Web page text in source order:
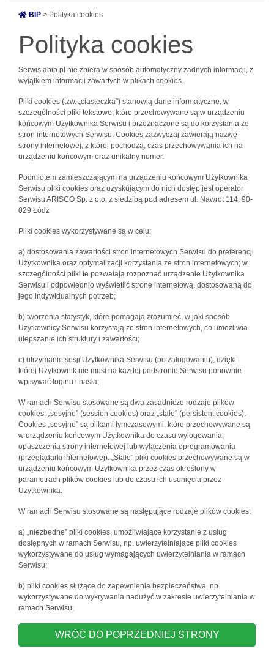
BIP > Polityka cookies
Polityka cookies
Serwis abip.pl nie zbiera w sposób automatyczny żadnych informacji, z
wyjątkiem informacji zawartych w plikach cookies.
Pliki cookies (tzw. „ciasteczka”) stanowią dane informatyczne, w
szczególności pliki tekstowe, które przechowywane są w urządzeniu
końcowym Użytkownika Serwisu i przeznaczone są do korzystania ze
stron internetowych Serwisu. Cookies zazwyczaj zawierają nazwę
strony internetowej, z której pochodzą, czas przechowywania ich na
urządzeniu końcowym oraz unikalny numer.
Podmiotem zamieszczającym na urządzeniu końcowym Użytkownika
Serwisu pliki cookies oraz uzyskującym do nich dostęp jest operator
Serwisu ARISCO Sp. z o.o. z siedzibą pod adresem ul. Nawrot 114, 90-
029 Łódź
Pliki cookies wykorzystywane są w celu:
a) dostosowania zawartości stron internetowych Serwisu do preferencji
Użytkownika oraz optymalizacji korzystania ze stron internetowych; w
szczególności pliki te pozwalają rozpoznać urządzenie Użytkownika
Serwisu i odpowiednio wyświetlić stronę internetową, dostosowaną do
jego indywidualnych potrzeb;
b) tworzenia statystyk, które pomagają zrozumieć, w jaki sposób
Użytkownicy Serwisu korzystają ze stron internetowych, co umożliwia
ulepszanie ich struktury i zawartości;
c) utrzymanie sesji Użytkownika Serwisu (po zalogowaniu), dzięki
której Użytkownik nie musi na każdej podstronie Serwisu ponownie
wpisywać loginu i hasła;
W ramach Serwisu stosowane są dwa zasadnicze rodzaje plików
cookies: „sesyjne” (session cookies) oraz „stałe” (persistent cookies).
Cookies „sesyjne” są plikami tymczasowymi, które przechowywane są
w urządzeniu końcowym Użytkownika do czasu wylogowania,
opuszczenia strony internetowej lub wyłączenia oprogramowania
(przeglądarki internetowej). „Stałe” pliki cookies przechowywane są w
urządzeniu końcowym Użytkownika przez czas określony w
parametrach plików cookies lub do czasu ich usunięcia przez
Użytkownika.
W ramach Serwisu stosowane są następujące rodzaje plików cookies:
a) „niezbędne” pliki cookies, umożliwiające korzystanie z usług
dostępnych w ramach Serwisu, np. uwierzytelniające pliki cookies
wykorzystywane do usług wymagających uwierzytelniania w ramach
Serwisu;
b) pliki cookies służące do zapewnienia bezpieczeństwa, np.
wykorzystywane do wykrywania nadużyć w zakresie uwierzytelniania w
ramach Serwisu;
WRÓĆ DO POPRZEDNIEJ STRONY